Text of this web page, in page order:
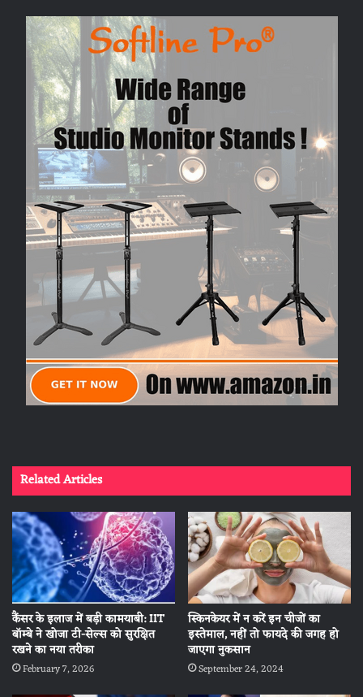
c
e
b
o
o
k
a
t
s
A
p
p
l
e
g
r
a
m
a
r
e
Related Articles
कैंसर के इलाज में बड़ी कामयाबी: IIT
बॉम्बे ने खोजा टी-सेल्स को सुरक्षित
रखने का नया तरीका
February 7, 2026
स्किनकेयर में न करें इन चीजों का
इस्तेमाल, नहीं तो फायदे की जगह हो
जाएगा नुकसान
September 24, 2024